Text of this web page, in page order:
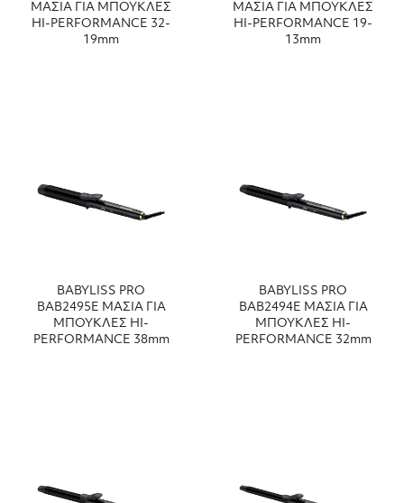
ΜΑΣΙΑ ΓΙΑ ΜΠΟΥΚΛΕΣ
HI-PERFORMANCE 32-
19mm
ΜΑΣΙΑ ΓΙΑ ΜΠΟΥΚΛΕΣ
HI-PERFORMANCE 19-
13mm
BABYLISS PRO
ΒΑΒ2495Ε ΜΑΣΙΑ ΓΙΑ
ΜΠΟΥΚΛΕΣ HI-
PERFORMANCE 38mm
BABYLISS PRO
ΒΑΒ2494Ε ΜΑΣΙΑ ΓΙΑ
ΜΠΟΥΚΛΕΣ HI-
PERFORMANCE 32mm